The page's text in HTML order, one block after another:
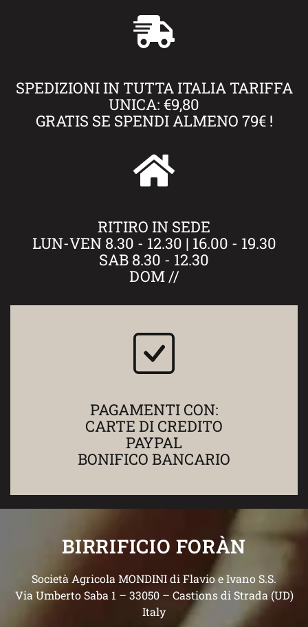
SPEDIZIONI IN TUTTA ITALIA TARIFFA
UNICA: €9,80
GRATIS SE SPENDI ALMENO 79€ !
RITIRO IN SEDE
LUN-VEN 8.30 - 12.30 | 16.00 - 19.30
SAB 8.30 - 12.30
DOM //
PAGAMENTI CON:
CARTE DI CREDITO
PAYPAL
BONIFICO BANCARIO
BIRRIFICIO FORÀN
Società Agricola MONDINI di Flavio e Ivano S.S.
Via Umberto Saba 1 – 33050 – Castions di Strada (UD)
Italy